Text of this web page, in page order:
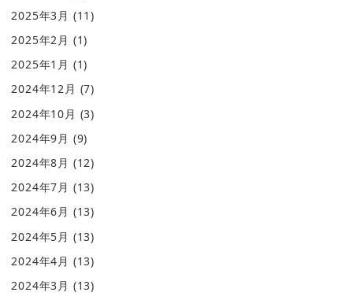
2025年3月 (11)
2025年2月 (1)
2025年1月 (1)
2024年12月 (7)
2024年10月 (3)
2024年9月 (9)
2024年8月 (12)
2024年7月 (13)
2024年6月 (13)
2024年5月 (13)
2024年4月 (13)
2024年3月 (13)